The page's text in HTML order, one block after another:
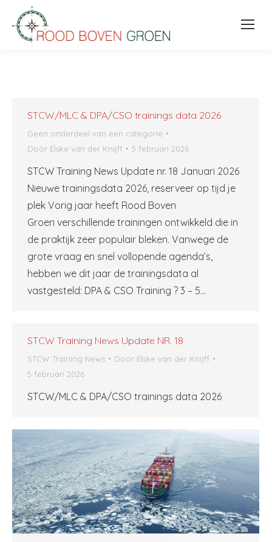
STCW/MLC & DPA/CSO trainings data 2026
Geen onderdeel van een categorie
Door Elske van der Knijff 5 februari 2026
STCW Training News Update nr. 18 Januari 2026
Nieuwe trainingsdata 2026, reserveer op tijd je
plek Vorig jaar heeft Rood Boven
Groen verschillende trainingen ontwikkeld die in
de praktijk zeer populair bleken. Vanwege de
grote vraag en snel vollopende agenda’s,
hebben we dit jaar de trainingsdata al
vastgesteld: DPA & CSO Training ? 3 – 5…
STCW Training News Update NR. 18
STCW Training News Door Elske van der Knijff
5 februari 2026
STCW/MLC & DPA/CSO trainings data 2026